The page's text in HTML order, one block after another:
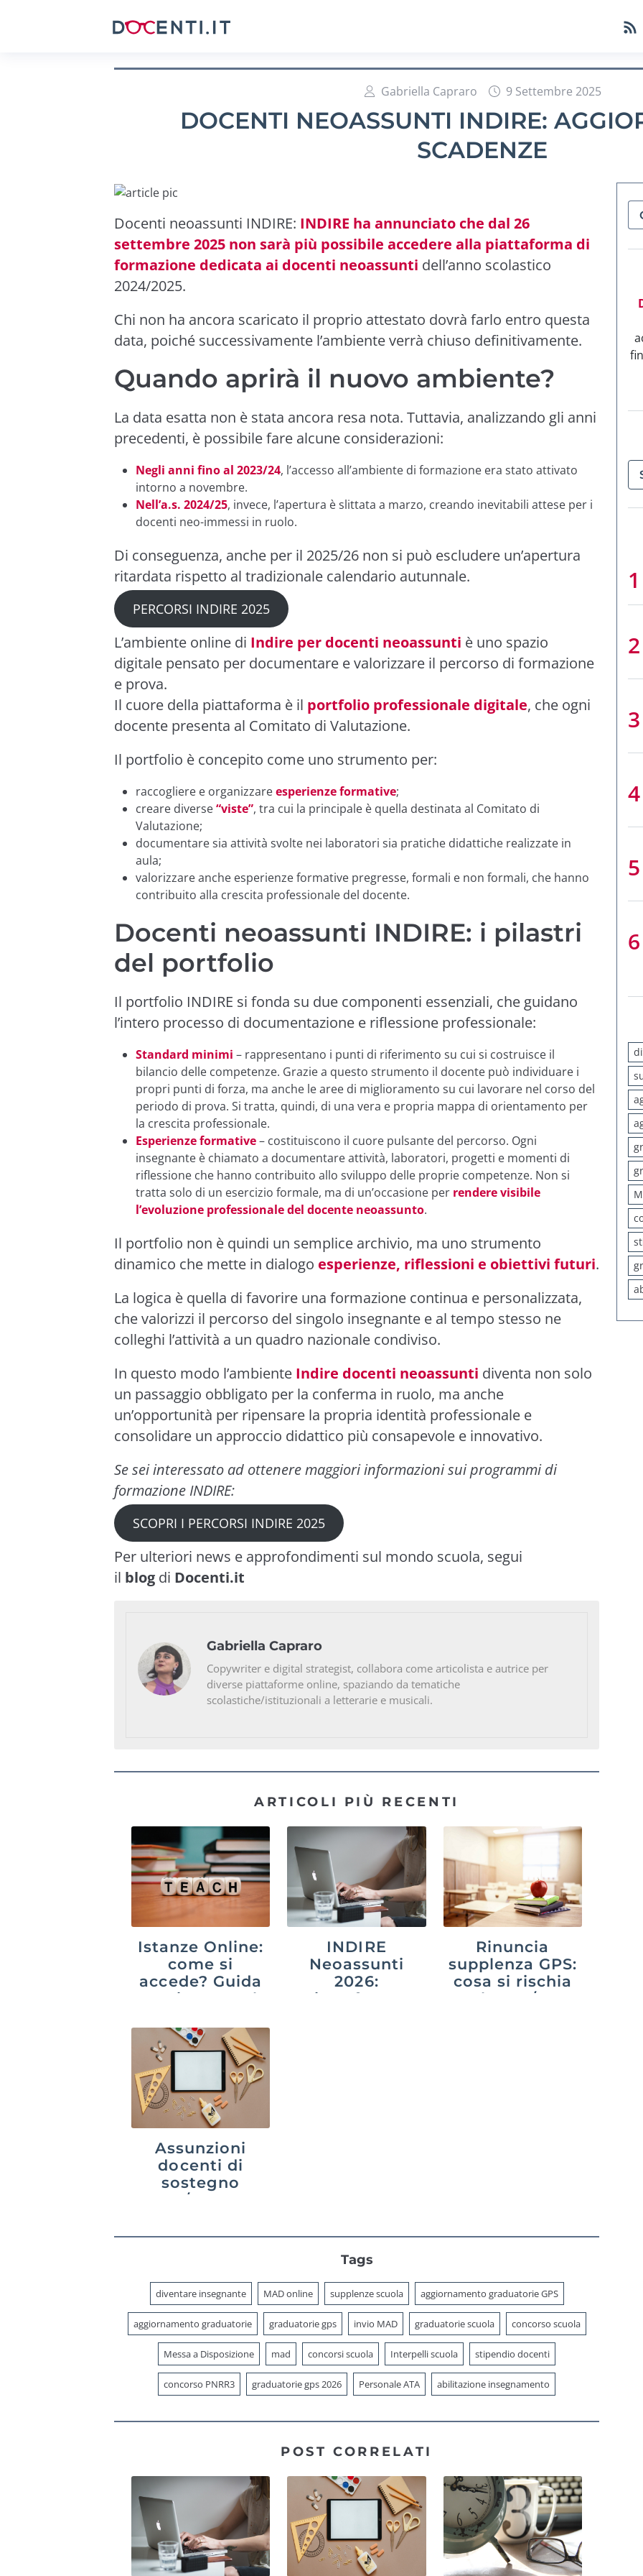
Gabriella Capraro 9 Settembre 2025
DOCENTI NEOASSUNTI INDIRE:
SCADENZE
Docenti neoassunti INDIRE: INDIRE ha annunciato che dal 26
settembre 2025 non sarà più possibile accedere alla piattaforma di
formazione dedicata ai docenti neoassunti dell’anno scolastico
2024/2025.
Chi non ha ancora scaricato il proprio attestato dovrà farlo entro questa
data, poiché successivamente l’ambiente verrà chiuso definitivamente.
Quando aprirà il nuovo ambiente?
La data esatta non è stata ancora resa nota. Tuttavia, analizzando gli anni
precedenti, è possibile fare alcune considerazioni:
Negli anni fino al 2023/24, l’accesso all’ambiente di formazione era stato attivato
intorno a novembre.
Nell’a.s. 2024/25, invece, l’apertura è slittata a marzo, creando inevitabili attese per i
docenti neo-immessi in ruolo.
Di conseguenza, anche per il 2025/26 non si può escludere un’apertura
ritardata rispetto al tradizionale calendario autunnale.
PERCORSI INDIRE 2025
L’ambiente online di Indire per docenti neoassunti è uno spazio
digitale pensato per documentare e valorizzare il percorso di formazione
e prova.
Il cuore della piattaforma è il portfolio professionale digitale, che ogni
docente presenta al Comitato di Valutazione.
Il portfolio è concepito come uno strumento per:
raccogliere e organizzareesperienze formative;
creare diverse“viste”, tra cui la principale è quella destinata al Comitato di
Valutazione;
documentare sia attività svolte nei laboratori sia pratiche didattiche realizzate in
aula;
valorizzare anche esperienze formative pregresse, formali e non formali, che hanno
contribuito alla crescita professionale del docente.
Docenti neoassunti INDIRE: i pilastri
del portfolio
Il portfolio INDIRE si fonda su due componenti essenziali, che guidano
l’intero processo di documentazione e riflessione professionale:
Standard minimi – rappresentano i punti di riferimento su cui si costruisce il
bilancio delle competenze. Grazie a questo strumento il docente può individuare i
propri punti di forza, ma anche le aree di miglioramento su cui lavorare nel corso del
periodo di prova. Si tratta, quindi, di una vera e propria mappa di orientamento per
la crescita professionale.
Esperienze formative– costituiscono il cuore pulsante del percorso. Ogni
insegnante è chiamato a documentare attività, laboratori, progetti e momenti di
riflessione che hanno contribuito allo sviluppo delle proprie competenze. Non si
tratta solo di un esercizio formale, ma di un’occasione per rendere visibile
l’evoluzione professionale del docente neoassunto.
Il portfolio non è quindi un semplice archivio, ma uno strumento
dinamico che mette in dialogo esperienze, riflessioni e obiettivi futuri.
La logica è quella di favorire una formazione continua e personalizzata,
che valorizzi il percorso del singolo insegnante e al tempo stesso ne
colleghi l’attività a un quadro nazionale condiviso.
In questo modo l’ambiente Indire docenti neoassunti diventa non solo
un passaggio obbligato per la conferma in ruolo, ma anche
un’opportunità per ripensare la propria identità professionale e
consolidare un approccio didattico più consapevole e innovativo.
Se sei interessato ad ottenere maggiori informazioni sui programmi di
formazione INDIRE:
SCOPRI I PERCORSI INDIRE 2025
Per ulteriori news e approfondimenti sul mondo scuola, segui
il blog di Docenti.it
Gabriella Capraro
Copywriter e digital strategist, collabora come articolista e autrice per
diverse piattaforme online, spaziando da tematiche
scolastiche/istituzionali a letterarie e musicali.
ARTICOLI PIÙ RECENTI
Istanze Online:
come si
accede? Guida
aggiornata al
INDIRE
Neoassunti
2026:
piattaforma,
Rinuncia
supplenza GPS:
cosa si rischia
nel 2026/27?
Assunzioni
docenti di
sostegno
2026/27: cosa
con i 10.810
Tags
diventare insegnante MAD online supplenze scuola aggiornamento graduatorie GPS
aggiornamento graduatorie graduatorie gps invio MAD graduatorie scuola concorso scuola
Messa a Disposizione mad concorsi scuola Interpelli scuola stipendio docenti
concorso PNRR3 graduatorie gps 2026 Personale ATA abilitazione insegnamento
POST CORRELATI